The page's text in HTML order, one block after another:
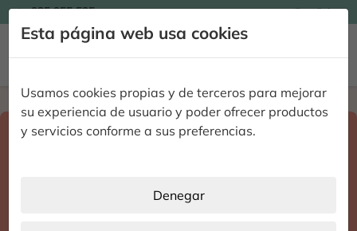
Esta página web usa cookies
Usamos cookies propias y de terceros para mejorar
su experiencia de usuario y poder ofrecer productos
y servicios conforme a sus preferencias.
Denegar
935 955 525 Español
 
Home Enviar flores a domicilio Alicante
Selecciona destino y fecha de entrega